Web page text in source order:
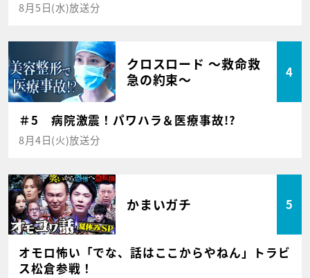
8月5日(水)放送分
クロスロード ～救命救
急の約束～
4
＃5 病院激震！パワハラ＆医療事故!?
8月4日(火)放送分
かまいガチ 5
オモロ怖い「でな、話はここからやねん」トラビ
ス松倉参戦！